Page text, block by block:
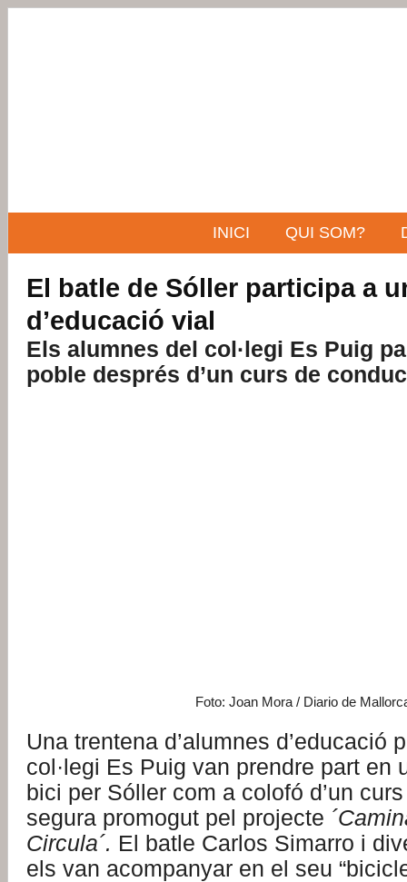
INICI QUI SOM?
El batle de Sóller participa a
d’educació vial
Els alumnes del col·legi Es Puig
poble després d’un curs de
Foto: Joan Mora / Diario de
Una trentena d’alumnes d’educació
col·legi Es Puig van prendre part en
bici per Sóller com a colofó d’un
segura promogut pel projecte
Circula´. El batle Carlos Simarro i
els van acompanyar en el seu